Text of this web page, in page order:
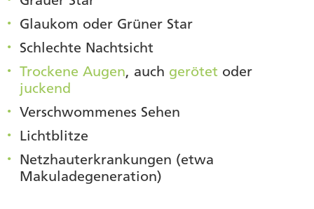
Glaukom oder Grüner Star
Schlechte Nachtsicht
Trockene Augen, auch gerötet oder
juckend
Verschwommenes Sehen
Lichtblitze
Netzhauterkrankungen (etwa
Makuladegeneration)